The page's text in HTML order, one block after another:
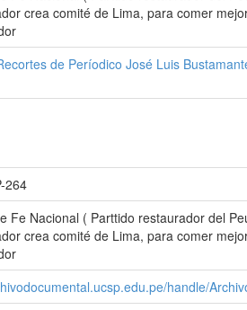
crea comité de Lima, para comer
de Períodico José Luis
264
Fe Nacional ( Parttido restaurador del
crea comité de Lima, para comer
handle/